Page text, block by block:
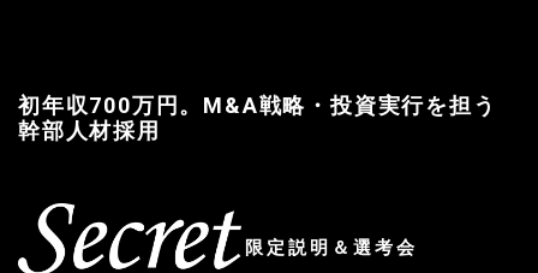
初年収700万円。M&A戦略・投資実行を担う
幹部人材採用
限定説明＆選考会